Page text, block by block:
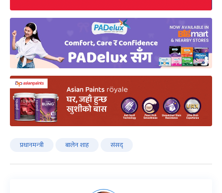
प्रधानमन्‍त्री बालेन शाह संसद्